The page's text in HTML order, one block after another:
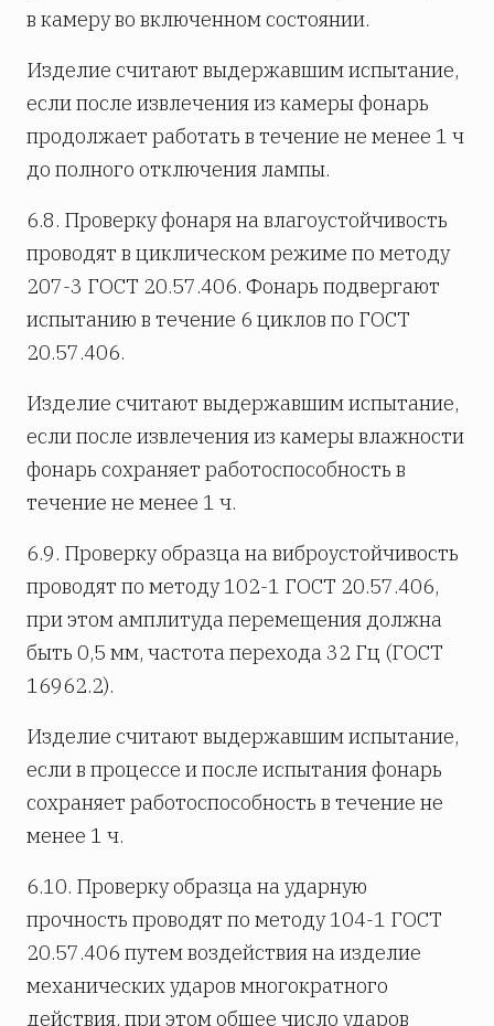
в камеру во включенном состоянии.
Изделие считают выдержавшим испытание,
если после извлечения из камеры фонарь
продолжает работать в течение не менее 1 ч
до полного отключения лампы.
6.8. Проверку фонаря на влагоустойчивость
проводят в циклическом режиме по методу
207-3 ГОСТ 20.57.406. Фонарь подвергают
испытанию в течение 6 циклов по ГОСТ
20.57.406.
Изделие считают выдержавшим испытание,
если после извлечения из камеры влажности
фонарь сохраняет работоспособность в
течение не менее 1 ч.
6.9. Проверку образца на виброустойчивость
проводят по методу 102-1 ГОСТ 20.57.406,
при этом амплитуда перемещения должна
быть 0,5 мм, частота перехода 32 Гц (ГОСТ
16962.2).
Изделие считают выдержавшим испытание,
если в процессе и после испытания фонарь
сохраняет работоспособность в течение не
менее 1 ч.
6.10. Проверку образца на ударную
прочность проводят по методу 104-1 ГОСТ
20.57.406 путем воздействия на изделие
механических ударов многократного
действия, при этом общее число ударов